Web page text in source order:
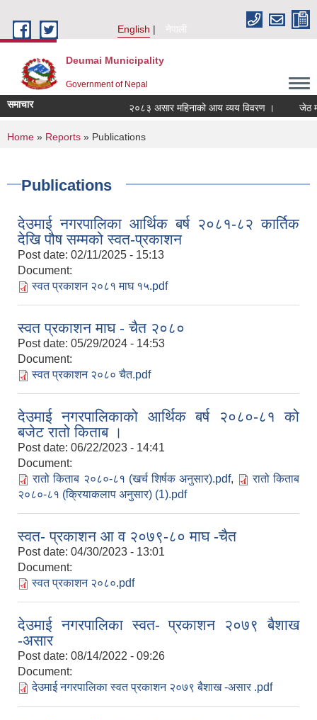
English
नेपाली
Deumai Municipality
Government of Nepal
समाचार २०८३ असार महिनाको आय व्यय विवरण । जेठ
You are here
Home » Reports » Publications
Publications
देउमाई नगरपालिका आर्थिक बर्ष २०८१-८२ कार्तिक
देखि पौष सम्मको स्वत-प्रकाशन
Post date: 02/11/2025 - 15:13
Document:
स्वत प्रकाशन २०८१ माघ १५.pdf
स्वत प्रकाशन माघ - चैत २०८०
Post date: 05/29/2024 - 14:53
Document:
स्वत प्रकाशन २०८० चैत.pdf
देउमाई नगरपालिकाको आर्थिक बर्ष २०८०-८१ को
बजेट रातो किताब ।
Post date: 06/22/2023 - 14:41
Document:
रातो किताब २०८०-८१ (खर्च शिर्षक अनुसार).pdf,
रातो किताब
२०८०-८१ (क्रियाकलाप अनुसार) (1).pdf
स्वत- प्रकाशन आ व २०७९-८० माघ -चैत
Post date: 04/30/2023 - 13:01
Document:
स्वत प्रकाशन २०८०.pdf
देउमाई नगरपालिका स्वत- प्रकाशन २०७९ बैशाख
-असार
Post date: 08/14/2022 - 09:26
Document:
देउमाई नगरपालिका स्वत प्रकाशन २०७९ बैशाख -असार .pdf